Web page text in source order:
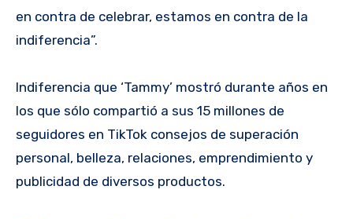
en contra de celebrar, estamos en contra de la
indiferencia”.
Indiferencia que ‘Tammy’ mostró durante años en
los que sólo compartió a sus 15 millones de
seguidores en TikTok consejos de superación
personal, belleza, relaciones, emprendimiento y
publicidad de diversos productos.